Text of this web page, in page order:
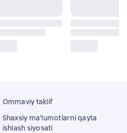
Ommaviy taklif
Shaxsiy ma'lumotlarni qayta
ishlash siyosati